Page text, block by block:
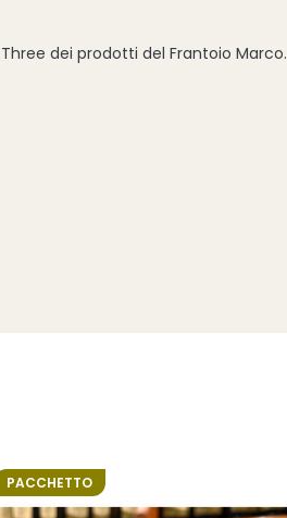
dei prodotti del Frantoio Marco.
PACCHETTO